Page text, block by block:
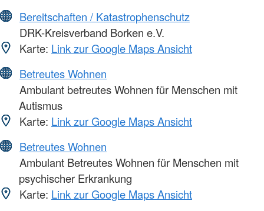
Bereitschaften / Katastrophenschutz
DRK-Kreisverband Borken e.V.
Karte: Link zur Google Maps Ansicht
Betreutes Wohnen
Ambulant betreutes Wohnen für Menschen mit
Autismus
Karte: Link zur Google Maps Ansicht
Betreutes Wohnen
Ambulant Betreutes Wohnen für Menschen mit
psychischer Erkrankung
Karte: Link zur Google Maps Ansicht